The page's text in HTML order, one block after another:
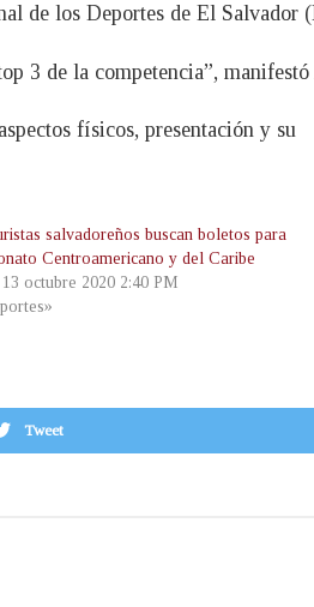
de los Deportes de El Salvador
3 de la competencia”, manifestó
físicos, presentación y su
salvadoreños buscan boletos para
Centroamericano y del Caribe
octubre 2020 2:40 PM
Tweet